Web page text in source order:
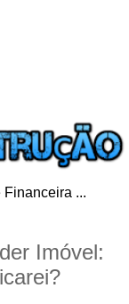
...
Imóvel: